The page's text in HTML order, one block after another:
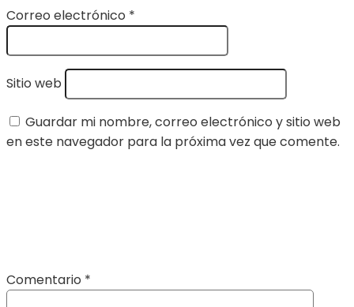
Correo electrónico *
Sitio web
Guardar mi nombre, correo electrónico y sitio web
en este navegador para la próxima vez que comente.
Comentario *